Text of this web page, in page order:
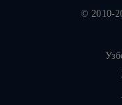
© 2010-